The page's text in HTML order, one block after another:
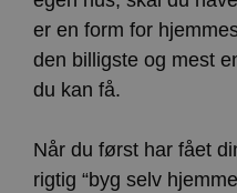
er en form for
den billigste og mest
du kan få.
Når du først har fået
rigtig “byg selv